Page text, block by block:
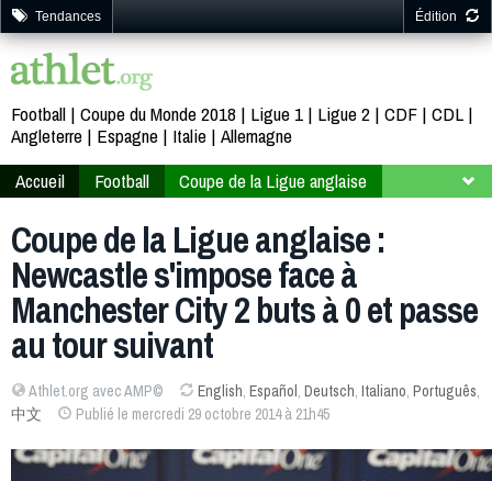
Tendances Édition
Football Coupe du Monde 2018 Ligue 1 Ligue 2 CDF CDL
Angleterre
Espagne Italie Allemagne
Accueil
Football
Coupe de la Ligue anglaise
Coupe de la Ligue anglaise :
Newcastle s'impose face à
Manchester City 2 buts à 0 et passe
au tour suivant
Athlet.org avec AMP© English, Español, Deutsch, Italiano, Português,
中文
Publié le mercredi 29 octobre 2014 à 21h45